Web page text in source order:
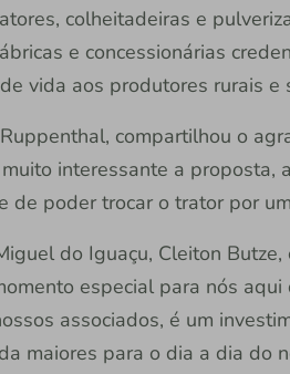
colheitadeiras e
e concessionárias
vida aos produtores rurais e
compartilhou o
interessante a proposta,
poder trocar o trator por um
do Iguaçu, Cleiton
especial para nós
associados, é um
maiores para o dia a dia do